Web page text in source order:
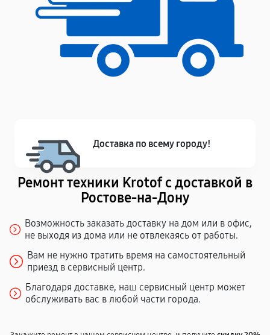
Ремонт техники Krotof с доставкой в
Ростове-на-Дону
Возможность заказать доставку на дом или в офис,
не выходя из дома или не отвлекаясь от работы.
Вам не нужно тратить время на самостоятельный
приезд в сервисный центр.
Благодаря доставке, наш сервисный центр может
обслуживать вас в любой части города.
Доставка по всему городу!